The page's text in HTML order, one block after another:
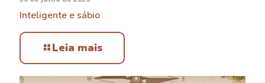
Inteligente e sábio
Leia mais